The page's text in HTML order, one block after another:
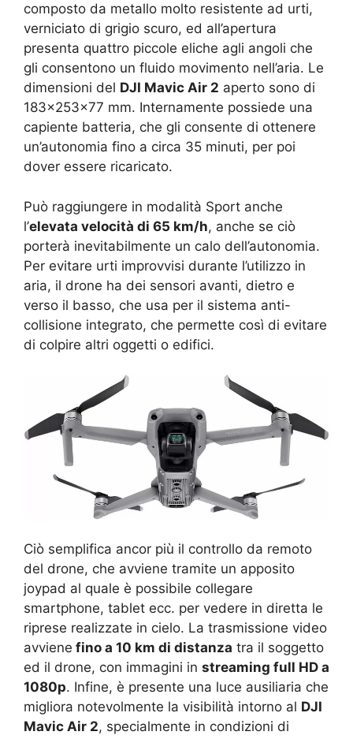
composto da metallo molto resistente ad urti,
verniciato di grigio scuro, ed all’apertura
presenta quattro piccole eliche agli angoli che
gli consentono un fluido movimento nell’aria. Le
dimensioni del DJI Mavic Air 2 aperto sono di
183×253×77 mm. Internamente possiede una
capiente batteria, che gli consente di ottenere
un’autonomia fino a circa 35 minuti, per poi
dover essere ricaricato.
Può raggiungere in modalità Sport anche
l’elevata velocità di 65 km/h, anche se ciò
porterà inevitabilmente un calo dell’autonomia.
Per evitare urti improvvisi durante l’utilizzo in
aria, il drone ha dei sensori avanti, dietro e
verso il basso, che usa per il sistema anti-
collisione integrato, che permette così di evitare
di colpire altri oggetti o edifici.
Ciò semplifica ancor più il controllo da remoto
del drone, che avviene tramite un apposito
joypad al quale è possibile collegare
smartphone, tablet ecc. per vedere in diretta le
riprese realizzate in cielo. La trasmissione video
avviene fino a 10 km di distanza tra il soggetto
ed il drone, con immagini in streaming full HD a
1080p. Infine, è presente una luce ausiliaria che
migliora notevolmente la visibilità intorno al DJI
Mavic Air 2, specialmente in condizioni di